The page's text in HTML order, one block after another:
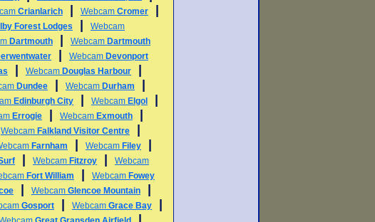
Crianlarich Webcam Cromer
Forest Lodges
Webcam
Dartmouth Webcam Dartmouth
Webcam Devonport
Webcam Douglas Harbour
Dundee Webcam Durham
Edinburgh City Webcam Elgol
Errogie Webcam Exmouth
Webcam Falkland Visitor Centre
Farnham Webcam Filey
Webcam Fitzroy
Webcam
Fort William Webcam Fowey
Webcam Glencoe Mountain
Gosport Webcam Grace Bay